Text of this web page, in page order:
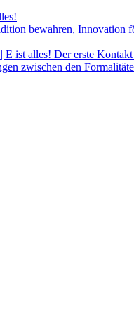
bewahren, Innovation
ist alles! Der erste
zwischen den